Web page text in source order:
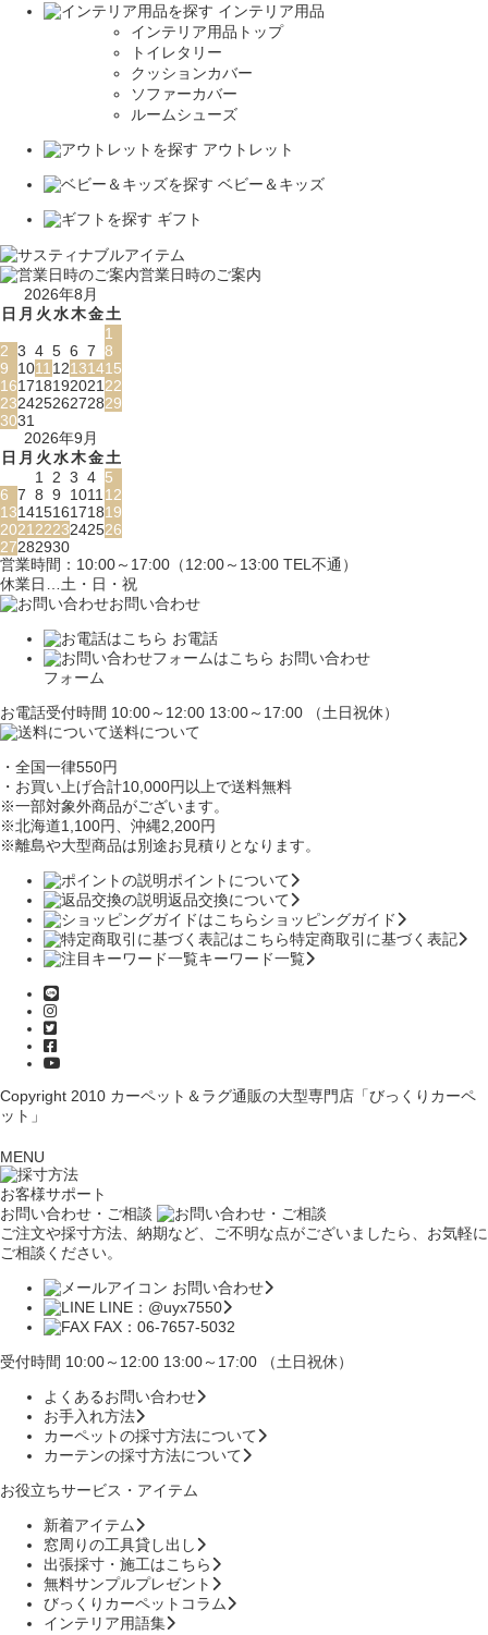
インテリア用品
インテリア用品トップ
トイレタリー
クッションカバー
ソファーカバー
ルームシューズ
アウトレット
ベビー＆キッズ
ギフト
営業日時のご案内
2026年8月
日 月 火水木金土
1
2 3 4 5 6 7 8
9
1011 12131415
161718192021 22
23242526272829
3031
2026年9月
日 月 火水木金土
1
2 3 4 5
6 7 8 9 1011 12
13141516171819
2021 2223242526
27282930
営業時間：10:00～17:00（12:00～13:00 TEL不通）
休業日…土・日・祝
お問い合わせ
お電話
お問い合わせ
フォーム
お電話受付時間 10:00～12:00 13:00～17:00 （土日祝休）
送料について
・全国一律550円
・お買い上げ合計10,000円以上で送料無料
※一部対象外商品がございます。
※北海道1,100円 、沖縄2,200円
※離島や大型商品は別途お見積りとなります。
ポイントについて
返品交換について
ショッピングガイド
特定商取引に基づく表記
キーワード一覧
Copyright 2010 カーペット＆ラグ通販の大型専門店「びっくりカーペ
ット」
MENU
お客様サポート
お問い合わせ・ご相談
ご注文や採寸方法、納期など、ご不明な点がございましたら、お気軽に
ご相談ください。
お問い合わせ
LINE：@uyx7550
FAX：06-7657-5032
受付時間 10:00～12:00 13:00～17:00 （土日祝休）
よくあるお問い合わせ
お手入れ方法
カーペットの採寸方法について
カーテンの採寸方法について
お役立ちサービス・アイテム
新着アイテム
窓周りの工具貸し出し
出張採寸・施工はこちら
無料サンプルプレゼント
びっくりカーペットコラム
インテリア用語集